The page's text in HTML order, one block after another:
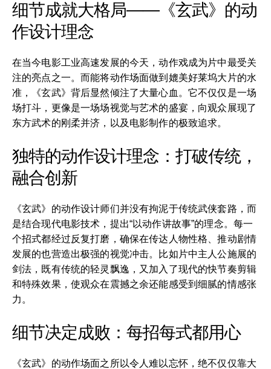
细节成就大格局——《玄武》的动
作设计理念
在当今电影工业高速发展的今天，动作戏成为片中最受关
注的亮点之一。而能将动作场面做到媲美好莱坞大片的水
准，《玄武》背后显然倾注了大量心血。它不仅仅是一场
场打斗，更像是一场场视觉与艺术的盛宴，向观众展现了
东方武术的刚柔并济，以及电影制作的极致追求。
独特的动作设计理念：打破传统，
融合创新
《玄武》的动作设计师们并没有拘泥于传统武侠套路，而
是结合现代电影技术，提出“以动作讲故事”的理念。每一
个招式都经过反复打磨，确保在传达人物性格、推动剧情
发展的也营造出极强的视觉冲击。比如片中主人公施展的
剑法，既有传统的轻灵飘逸，又加入了现代的快节奏剪辑
和特殊效果，使观众在震撼之余还能感受到细腻的情感张
力。
细节决定成败：每招每式都用心
《玄武》的动作场面之所以令人难以忘怀，绝不仅仅靠大